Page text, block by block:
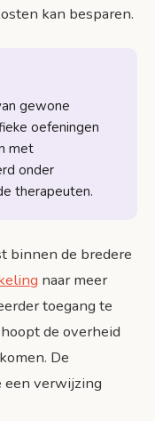
kan besparen.
gewone
oefeningen
met
onder
therapeuten.
binnen de bredere
naar meer
toegang te
de overheid
De
een verwijzing